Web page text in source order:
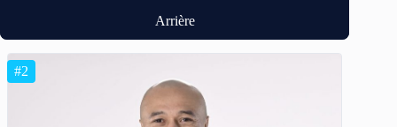
Arrière
#2